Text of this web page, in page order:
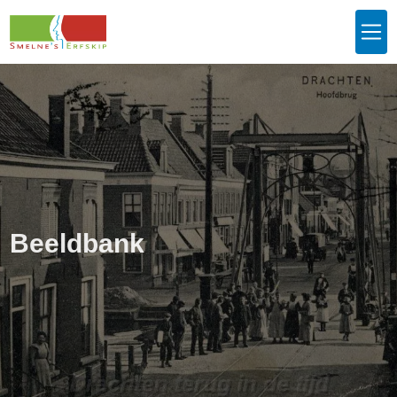
Beeldbank